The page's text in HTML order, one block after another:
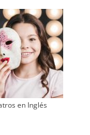
en Inglés